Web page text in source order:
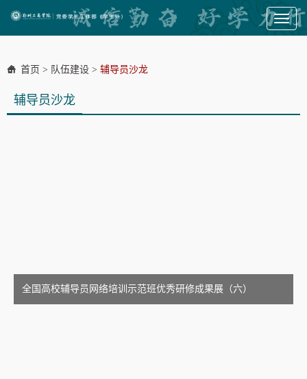
Toggle
首页 > 队伍建设 > 辅导员沙龙
辅导员沙龙
全国高校辅导员网络培训示范班优秀研修成果展（六）